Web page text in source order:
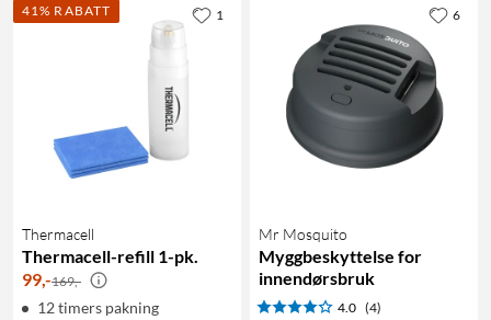
41% RABATT
Thermacell
Thermacell-refill 1-pk.
99,-169,-
12 timers pakning
1
Mr Mosquito
Myggbeskyttelse for
innendørsbruk
4.0 (4)
6